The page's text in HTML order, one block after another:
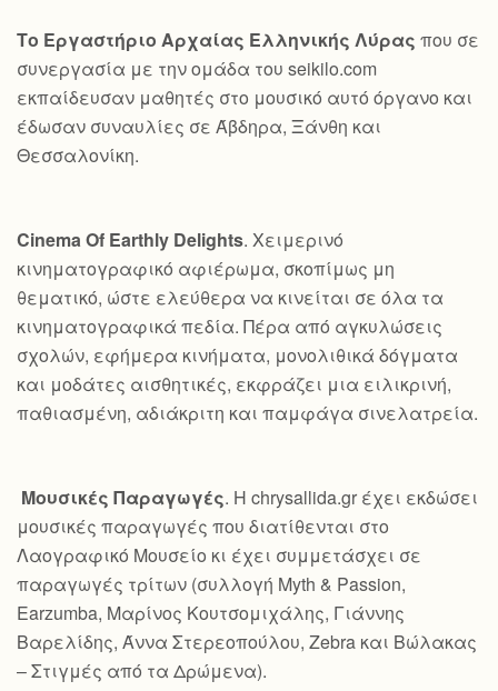
Το Εργαστήριο Αρχαίας Ελληνικής Λύρας που σε
συνεργασία με την ομάδα του seikilo.com
εκπαίδευσαν μαθητές στο μουσικό αυτό όργανο και
έδωσαν συναυλίες σε Άβδηρα, Ξάνθη και
Θεσσαλονίκη.
Cinema Of Earthly Delights. Χειμερινό
κινηματογραφικό αφιέρωμα, σκοπίμως μη
θεματικό, ώστε ελεύθερα να κινείται σε όλα τα
κινηματογραφικά πεδία. Πέρα από αγκυλώσεις
σχολών, εφήμερα κινήματα, μονολιθικά δόγματα
και μοδάτες αισθητικές, εκφράζει μια ειλικρινή,
παθιασμένη, αδιάκριτη και παμφάγα σινελατρεία.
Μουσικές Παραγωγές. Η chrysallida.gr έχει εκδώσει
μουσικές παραγωγές που διατίθενται στο
Λαογραφικό Μουσείο κι έχει συμμετάσχει σε
παραγωγές τρίτων (συλλογή Myth & Passion,
Earzumba, Μαρίνος Κουτσομιχάλης, Γιάννης
Βαρελίδης, Άννα Στερεοπούλου, Zebra και Βώλακας
– Στιγμές από τα Δρώμενα).